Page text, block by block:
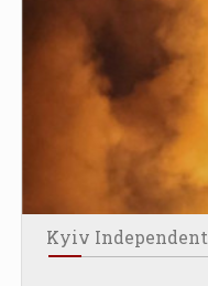
Kyiv Independent